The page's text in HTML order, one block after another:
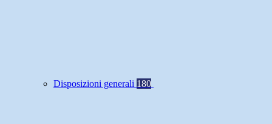
Disposizioni generali 180